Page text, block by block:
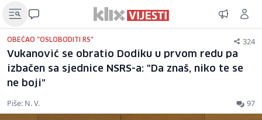
OBEĆAO "OSLOBODITI RS" 324
Vukanović se obratio Dodiku u prvom redu pa
izbačen sa sjednice NSRS-a: "Da znaš, niko te se
ne boji"
Piše: N. V. 97